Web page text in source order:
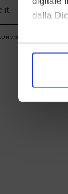
dalla
Con il
Powered